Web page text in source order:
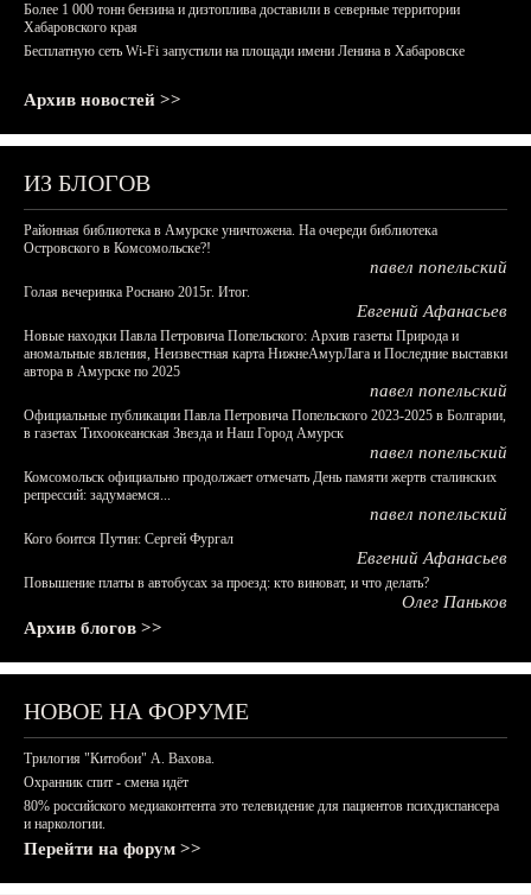
Более 1 000 тонн бензина и дизтоплива доставили в северные территории
Хабаровского края
Бесплатную сеть Wi-Fi запустили на площади имени Ленина в Хабаровске
Архив новостей >>
ИЗ БЛОГОВ
Районная библиотека в Амурске уничтожена. На очереди библиотека
Островского в Комсомольске?!
павел попельский
Голая вечеринка Роснано 2015г. Итог.
Евгений Афанасьев
Новые находки Павла Петровича Попельского: Архив газеты Природа и
аномальные явления, Неизвестная карта НижнеАмурЛага и Последние выставки
автора в Амурске по 2025
павел попельский
Официальные публикации Павла Петровича Попельского 2023-2025 в Болгарии,
в газетах Тихоокеанская Звезда и Наш Город Амурск
павел попельский
Комсомольск официально продолжает отмечать День памяти жертв сталинских
репрессий: задумаемся...
павел попельский
Кого боится Путин: Сергей Фургал
Евгений Афанасьев
Повышение платы в автобусах за проезд: кто виноват, и что делать?
Олег Паньков
Архив блогов >>
НОВОЕ НА ФОРУМЕ
Трилогия "Китобои" А. Вахова.
Охранник спит - смена идёт
80% российского медиаконтента это телевидение для пациентов психдиспансера
и наркологии.
Перейти на форум >>